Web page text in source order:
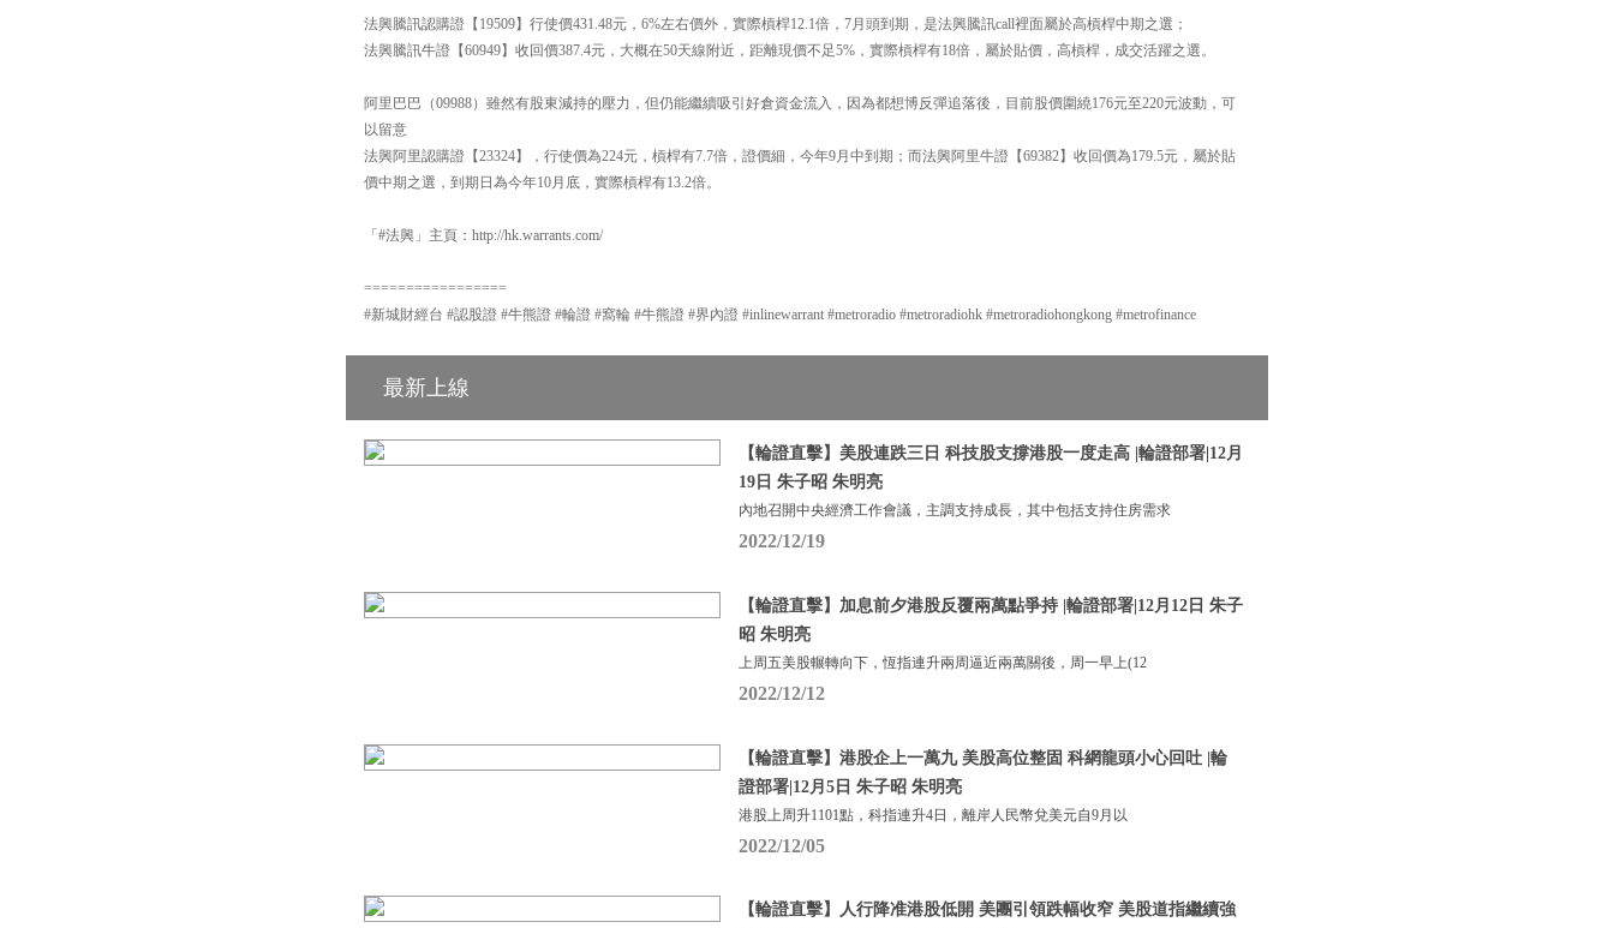
法興騰訊認購證【19509】行使價431.48元，6%左右價外，實際槓桿12.1倍，7月頭到期，是法興騰訊call裡面屬於高槓桿中期之選；
法興騰訊牛證【60949】收回價387.4元，大概在50天線附近，距離現價不足5%，實際槓桿有18倍，屬於貼價，高槓桿，成交活躍之選。
阿里巴巴（09988）雖然有股東減持的壓力，但仍能繼續吸引好倉資金流入，因為都想博反彈追落後，目前股價圍繞176元至220元波動，可
以留意
法興阿里認購證【23324】，行使價為224元，槓桿有7.7倍，證價細，今年9月中到期；而法興阿里牛證【69382】收回價為179.5元，屬於貼
價中期之選，到期日為今年10月底，實際槓桿有13.2倍。
「#法興」主頁：http://hk.warrants.com/
=================
#新城財經台 #認股證 #牛熊證 #輪證 #窩輪 #牛熊證 #界內證 #inlinewarrant #metroradio #metroradiohk #metroradiohongkong #metrofinance
最新上線
【輪證直擊】美股連跌三日 科技股支撐港股一度走高 |輪證部署|12月
19日 朱子昭 朱明亮
內地召開中央經濟工作會議，主調支持成長，其中包括支持住房需求
2022/12/19
【輪證直擊】加息前夕港股反覆兩萬點爭持 |輪證部署|12月12日 朱子
昭 朱明亮
上周五美股輾轉向下，恆指連升兩周逼近兩萬關後，周一早上(12
2022/12/12
【輪證直擊】港股企上一萬九 美股高位整固 科網龍頭小心回吐 |輪
證部署|12月5日 朱子昭 朱明亮
港股上周升1101點，科指連升4日，離岸人民幣兌美元自9月以
2022/12/05
【輪證直擊】人行降准港股低開 美團引領跌幅收窄 美股道指繼續強